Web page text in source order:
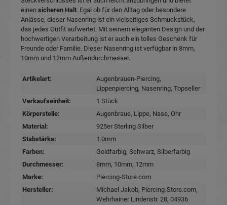
einen sicheren Halt. Egal ob für den Alltag oder besondere
Anlässe, dieser Nasenring ist ein vielseitiges Schmuckstück,
das jedes Outfit aufwertet. Mit seinem eleganten Design und der
hochwertigen Verarbeitung ist er auch ein tolles Geschenk für
Freunde oder Familie. Dieser Nasenring ist verfügbar in 8mm,
10mm und 12mm Außendurchmesser.
Artikelart: Augenbrauen-Piercing,
Lippenpiercing, Nasenring, Topseller
Verkaufseinheit:
1 Stück
Körperstelle:
Augenbraue, Lippe, Nase, Ohr
Material:
925er Sterling Silber
Stabstärke:
1.0mm
Farben:
Goldfarbig, Schwarz, Silberfarbig
Durchmesser:
8mm, 10mm, 12mm
Marke:
Piercing-Store.com
Hersteller:
Michael Jakob, Piercing-Store.com,
Wehrhainer Lindenstr. 28, 04936